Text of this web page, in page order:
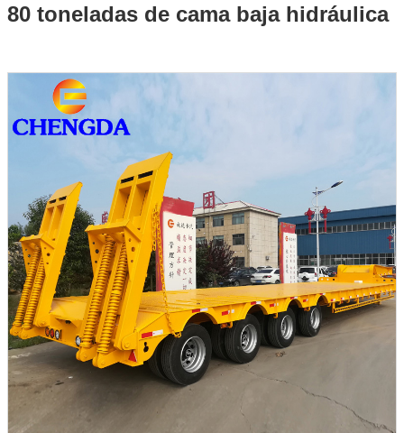
80 toneladas de cama baja hidráulica